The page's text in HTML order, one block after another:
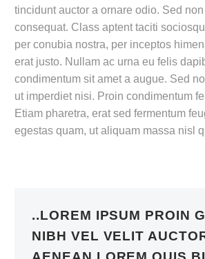
tincidunt auctor a ornare odio. Sed
consequat. Class aptent taciti
per conubia nostra, per inceptos
erat justo. Nullam ac urna eu felis
condimentum sit amet a augue. Sed
ut imperdiet nisi. Proin condimentum
Etiam pharetra, erat sed fermentum
egestas quam, ut aliquam massa nisl
..LOREM IPSUM PROIN
NIBH VEL VELIT